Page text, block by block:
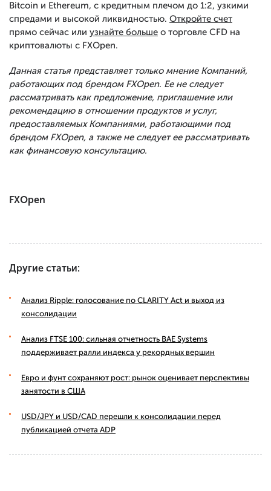
Bitcoin и Ethereum, с кредитным плечом до 1:2, узкими
спредами и высокой ликвидностью. Откройте счет
прямо сейчас или узнайте больше о торговле CFD на
криптовалюты с FXOpen.
Данная статья представляет только мнение Компаний,
работающих под брендом FXOpen. Ее не следует
рассматривать как предложение, приглашение или
рекомендацию в отношении продуктов и услуг,
предоставляемых Компаниями, работающими под
брендом FXOpen, а также не следует ее рассматривать
как финансовую консультацию.
FXOpen
Другие статьи:
Анализ Ripple: голосование по CLARITY Act и выход из
консолидации
Анализ FTSE 100: сильная отчетность BAE Systems
поддерживает ралли индекса у рекордных вершин
Евро и фунт сохраняют рост: рынок оценивает перспективы
занятости в США
USD/JPY и USD/CAD перешли к консолидации перед
публикацией отчета ADP